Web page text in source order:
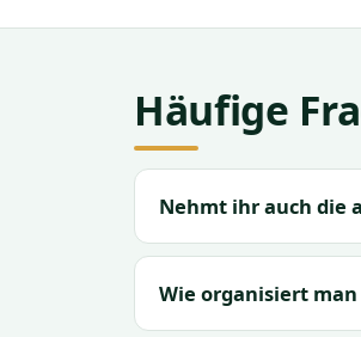
Häufige
Nehmt ihr auch die
Wie organisiert